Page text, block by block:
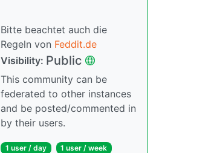
Bitte beachtet auch die
Regeln von Feddit.de
Visibility: Public
This community can be
federated to other instances
and be posted/commented in
by their users.
1 user / day 1 user / week